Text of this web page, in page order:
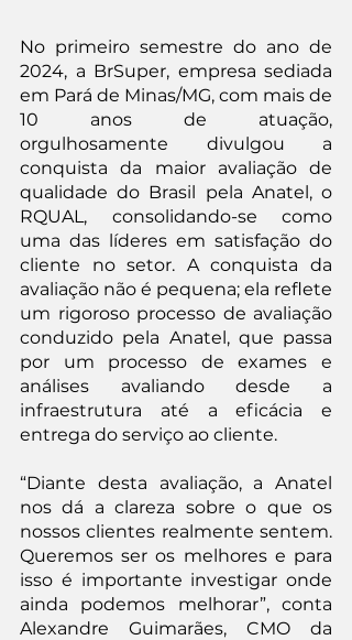
No primeiro semestre do ano de
2024, a BrSuper, empresa sediada
em Pará de Minas/MG, com mais de
10 anos de atuação,
orgulhosamente divulgou a
conquista da maior avaliação de
qualidade do Brasil pela Anatel, o
RQUAL, consolidando-se como
uma das líderes em satisfação do
cliente no setor. A conquista da
avaliação não é pequena; ela reflete
um rigoroso processo de avaliação
conduzido pela Anatel, que passa
por um processo de exames e
análises avaliando desde a
infraestrutura até a eficácia e
entrega do serviço ao cliente.
“Diante desta avaliação, a Anatel
nos dá a clareza sobre o que os
nossos clientes realmente sentem.
Queremos ser os melhores e para
isso é importante investigar onde
ainda podemos melhorar”, conta
Alexandre Guimarães, CMO da